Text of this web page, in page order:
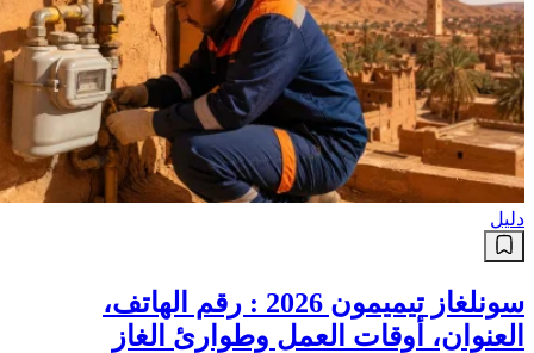
دليل
سونلغاز تيميمون 2026 : رقم الهاتف،
العنوان، أوقات العمل وطوارئ الغاز